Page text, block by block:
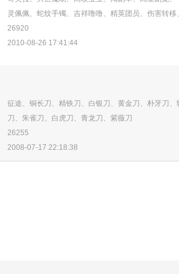
灵佩佩、蛇纹手镯、吉祥噜噜、精英团员、伤害转
26920
2010-08-26 17:41:44
征途、铜长刀、精铁刀、白银刀、黄金刀、朴牙刀
刀、朱雀刀、白虎刀、青龙刀、紫薇刀
26255
2008-07-17 22:18:38